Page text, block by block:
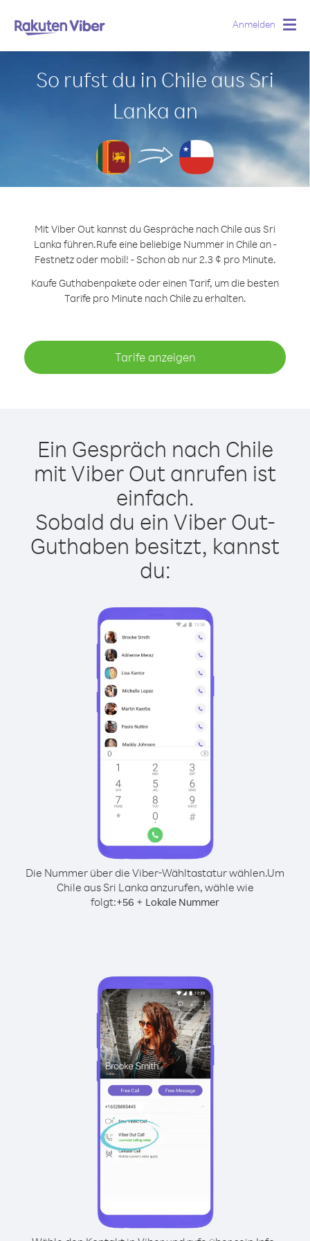
Anmelden
So rufst du in Chile aus Sri
Lanka an
Mit Viber Out kannst du Gespräche nach Chile aus Sri
Lanka führen.Rufe eine beliebige Nummer in Chile an -
Festnetz oder mobil! - Schon ab nur 2.3 ¢ pro Minute.
Kaufe Guthabenpakete oder einen Tarif, um die besten
Tarife pro Minute nach Chile zu erhalten.
Tarife anzeigen
Ein Gespräch nach Chile
mit Viber Out anrufen ist
einfach.
Sobald du ein Viber Out-
Guthaben besitzt, kannst
du:
Die Nummer über die Viber-Wähltastatur wählen.Um
Chile aus Sri Lanka anzurufen, wähle wie
folgt:+56 + Lokale Nummer